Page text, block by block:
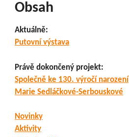
Obsah
Aktuálně:
Putovní výstava
Právě dokončený projekt:
Společně ke 130. výročí narození
Marie Sedláčkové-Serbouskové
Novinky
Aktivity